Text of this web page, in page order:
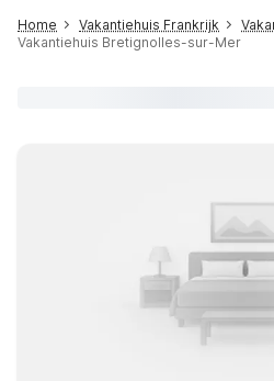
Home Vakantiehuis Frankrijk
Vakantiehuis Bretignolles-sur-Mer